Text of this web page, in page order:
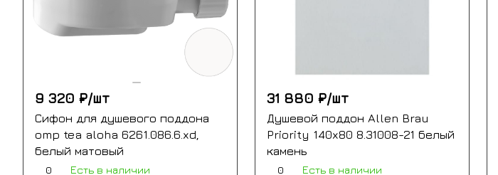
9 320 ₽/шт
Сифон для душевого поддона
omp tea aloha 6261.086.6.xd,
белый матовый
0 Есть в наличии
31 880 ₽/шт
Душевой поддон Allen Brau
Priority 140x80 8.31008-21 белый
камень
0 Есть в наличии